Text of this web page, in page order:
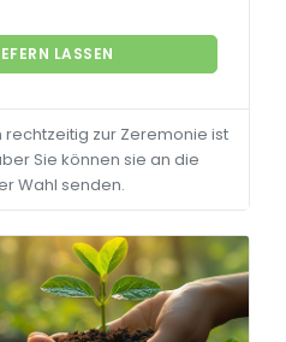
LASSEN
rechtzeitig zur Zeremonie ist
Sie können sie an die
Wahl senden.